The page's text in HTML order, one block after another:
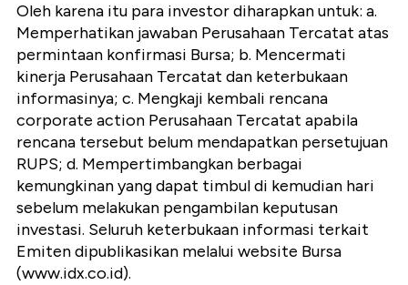
Oleh karena itu para investor diharapkan untuk: a.
Memperhatikan jawaban Perusahaan Tercatat atas
permintaan konfirmasi Bursa; b. Mencermati
kinerja Perusahaan Tercatat dan keterbukaan
informasinya; c. Mengkaji kembali rencana
corporate action Perusahaan Tercatat apabila
rencana tersebut belum mendapatkan persetujuan
RUPS; d. Mempertimbangkan berbagai
kemungkinan yang dapat timbul di kemudian hari
sebelum melakukan pengambilan keputusan
investasi. Seluruh keterbukaan informasi terkait
Emiten dipublikasikan melalui website Bursa
(www.idx.co.id).